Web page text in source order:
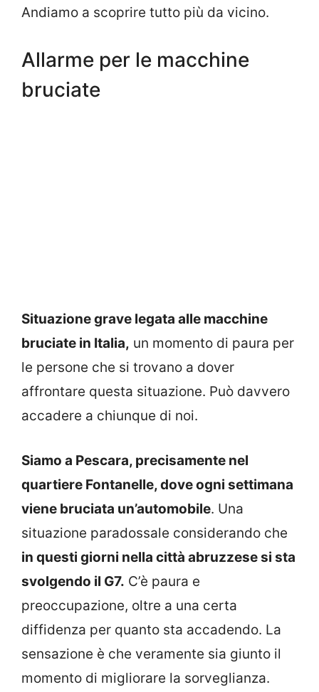
Andiamo a scoprire tutto più da vicino.
Allarme per le macchine
bruciate
Situazione grave legata alle macchine
bruciate in Italia, un momento di paura per
le persone che si trovano a dover
affrontare questa situazione. Può davvero
accadere a chiunque di noi.
Siamo a Pescara, precisamente nel
quartiere Fontanelle, dove ogni settimana
viene bruciata un’automobile. Una
situazione paradossale considerando che
in questi giorni nella città abruzzese si sta
svolgendo il G7. C’è paura e
preoccupazione, oltre a una certa
diffidenza per quanto sta accadendo. La
sensazione è che veramente sia giunto il
momento di migliorare la sorveglianza.